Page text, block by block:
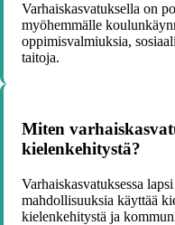
Varhaiskasvatuksella on
myöhemmälle
oppimisvalmiuksia,
taitoja.
Miten
kielenkehitystä?
Varhaiskasvatuksessa
mahdollisuuksia käyttää
kielenkehitystä ja